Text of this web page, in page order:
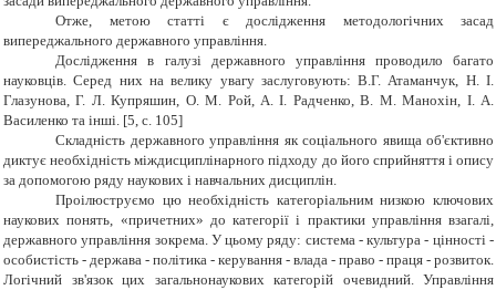
Отже, метою статті є дослідження методологічних засад
випереджального державного управління.
Дослідження в галузі державного управління проводило багато
науковців. Серед них на велику увагу заслуговують: В.Г. Атаманчук, Н. І.
Глазунова, Г. Л. Купряшин, О. М. Рой, А. І. Радченко, В. М. Манохін, І. А.
Василенко та інші. [5, c. 105]
Складність державного управління як соціального явища об'єктивно
диктує необхідність міждисциплінарного підходу до його сприйняття і опису
за допомогою ряду наукових і навчальних дисциплін.
Проілюструємо цю необхідність категоріальним низкою ключових
наукових понять, «причетних» до категорії і практики управління взагалі,
державного управління зокрема. У цьому ряду: система - культура - цінності -
особистість - держава - політика - керування - влада - право - праця - розвиток.
Логічний зв'язок цих загальнонаукових категорій очевидний. Управління